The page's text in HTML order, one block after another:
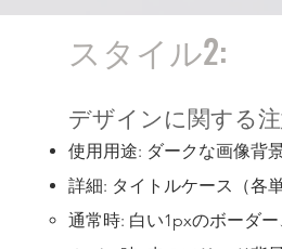
スタイル2:
デザインに関する
使用用途: ダークな画像背
詳細: タイトルケース（各
通常時: 白い1pxのボーダ